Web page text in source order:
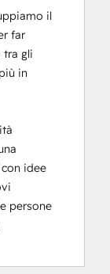
il
far
tra gli
in
idee
persone